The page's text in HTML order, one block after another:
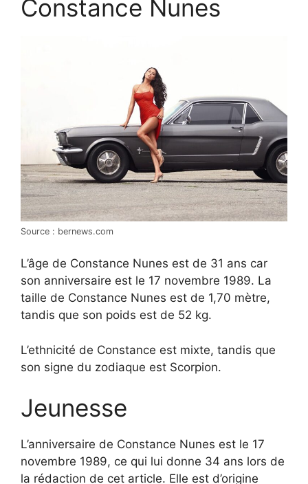
Constance Nunes
Source : bernews.com
L’âge de Constance Nunes est de 31 ans car
son anniversaire est le 17 novembre 1989. La
taille de Constance Nunes est de 1,70 mètre,
tandis que son poids est de 52 kg.
L’ethnicité de Constance est mixte, tandis que
son signe du zodiaque est Scorpion.
Jeunesse
L’anniversaire de Constance Nunes est le 17
novembre 1989, ce qui lui donne 34 ans lors de
la rédaction de cet article. Elle est d’origine